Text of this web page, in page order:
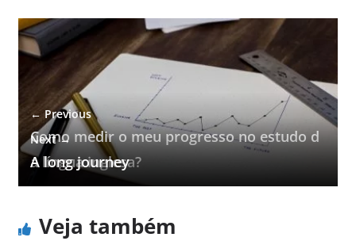
← Previous
Como medir o meu progresso no estudo d
a língua inglesa?
Next →
A long journey
Veja também